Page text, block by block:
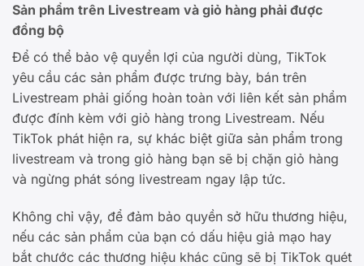
Sản phẩm trên Livestream và giỏ hàng phải được
đồng bộ
Để có thể bảo vệ quyền lợi của người dùng, TikTok
yêu cầu các sản phẩm được trưng bày, bán trên
Livestream phải giống hoàn toàn với liên kết sản phẩm
được đính kèm với giỏ hàng trong Livestream. Nếu
TikTok phát hiện ra, sự khác biệt giữa sản phẩm trong
livestream và trong giỏ hàng bạn sẽ bị chặn giỏ hàng
và ngừng phát sóng livestream ngay lập tức.
Không chỉ vậy, để đảm bảo quyền sở hữu thương hiệu,
nếu các sản phẩm của bạn có dấu hiệu giả mạo hay
bắt chước các thương hiệu khác cũng sẽ bị TikTok quét